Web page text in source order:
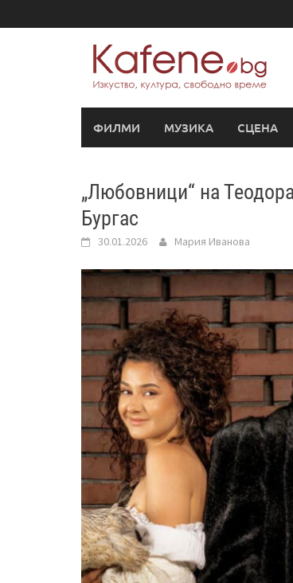
to
ФИЛМИ МУЗИКА СЦЕНА
„Любовници“ на
Бургас
30.01.2026 Мария Иванова